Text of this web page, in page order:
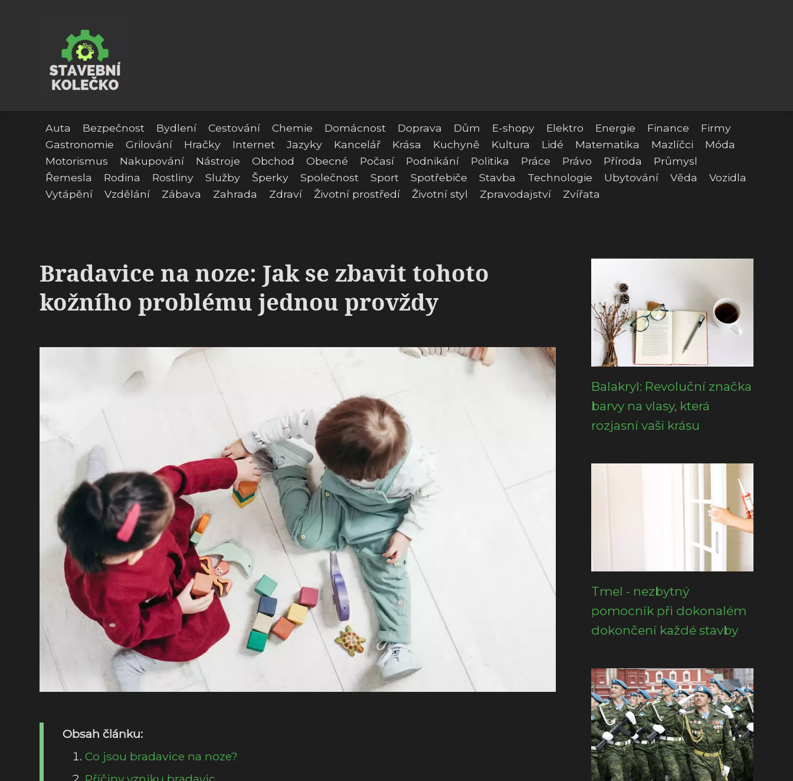
Auta Bezpečnost Bydlení Cestování Chemie Domácnost Doprava Dům E-shopy Elektro Energie Finance
Firmy
Gastronomie
Grilování Hračky Internet Jazyky Kancelář Krása Kuchyně Kultura Lidé Matematika Mazlíčci
Móda
Motorismus
Nakupování Nástroje Obchod Obecné Počasí Podnikání Politika Práce Právo Příroda
Průmysl
Řemesla
Rodina Rostliny Služby Šperky Společnost Sport Spotřebiče Stavba Technologie Ubytování Věda
Vozidla
Vytápění
Vzdělání Zábava Zahrada Zdraví Životní prostředí Životní styl Zpravodajství Zvířata
Bradavice na noze: Jak se zbavit tohoto
kožního problému jednou provždy
Obsah článku:
Co jsou bradavice na noze?
Balakryl: Revoluční značka
barvy na vlasy, která
rozjasní vaši krásu
Tmel - nezbytný
pomocník při dokonalém
dokončení každé stavby